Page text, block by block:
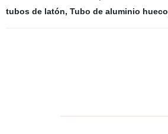
tubos de latón, Tubo de aluminio hueco